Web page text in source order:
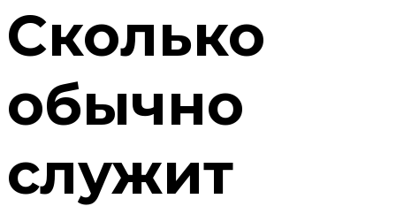
Сколько
обычно
служит